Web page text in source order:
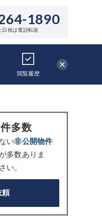
1890
日祝は電話転送
閲覧履歴
多数
い非公開物件
多数ありま
い。
頼